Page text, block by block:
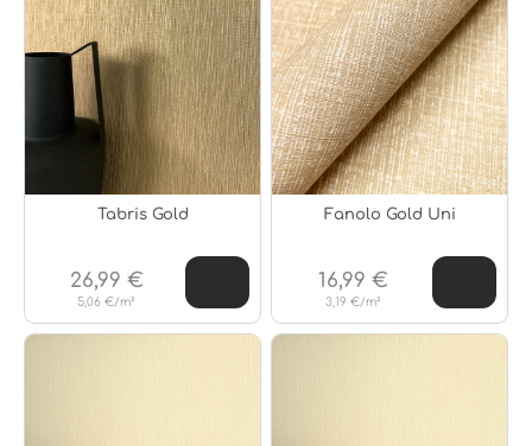
Tabris Gold
5,06 €/m²
26,99 €
Fanolo Gold Uni
3,19 €/m²
16,99 €